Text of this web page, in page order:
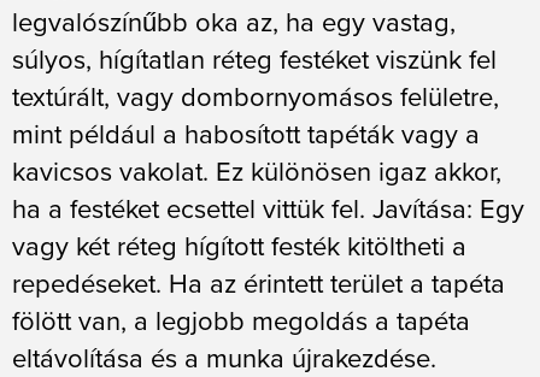
legvalószínűbb oka az, ha egy vastag,
súlyos, hígítatlan réteg festéket viszünk fel
textúrált, vagy dombornyomásos felületre,
mint például a habosított tapéták vagy a
kavicsos vakolat. Ez különösen igaz akkor,
ha a festéket ecsettel vittük fel. Javítása: Egy
vagy két réteg hígított festék kitöltheti a
repedéseket. Ha az érintett terület a tapéta
fölött van, a legjobb megoldás a tapéta
eltávolítása és a munka újrakezdése.